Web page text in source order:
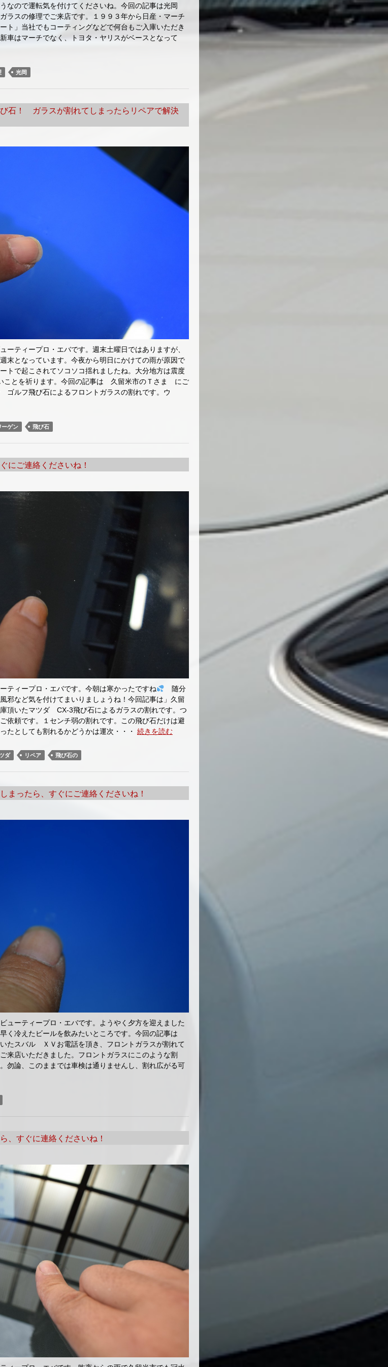
なので運転気を付けてくださいね。今回の記事は光岡
ラスの修理でご来店です。１９９３年から日産・マーチ
ト」当社でもコーティングなどで何台もご入庫いただき
車はマーチでなく、トヨタ・ヤリスがベースとなって
光岡
石！ ガラスが割れてしまったらリペアで解決
ーティープロ・エバです。週末土曜日ではありますが、
末となっています。今夜から明日にかけての雨が原因で
トで起こされてソコソコ揺れましたね。大分地方は震度
ことを祈ります。今回の記事は 久留米市のＴさま にご
ゴルフ飛び石によるフロントガラスの割れです。ウ
ーゲン 飛び石
にご連絡くださいね！
ティープロ・エバです。今朝は寒かったですね
随分
邪など気を付けてまいりましょうね！今回記事は」久留
頂いたマツダ CX-3飛び石によるガラスの割れです。つ
依頼です。１センチ弱の割れです。この飛び石だけは避
たとしても割れるかどうかは運次・・・ 続きを読む
ダ リペア 飛び石の
まったら、すぐにご連絡くださいね！
ューティープロ・エバです。ようやく夕方を迎えました
く冷えたビールを飲みたいところです。今回の記事は
たスバル ＸＶお電話を頂き、フロントガラスが割れて
来店いただきました。フロントガラスにこのような割
勿論、このままでは車検は通りませんし、割れ広がる可
、すぐに連絡くださいね！